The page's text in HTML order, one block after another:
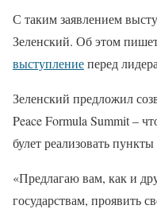
С таким заявлением
Зеленский. Об этом
выступлениеперед
Зеленский предложил
Peace Formula Summit –
булет реализовать
«Предлагаю вам, как и
государствам, проявить